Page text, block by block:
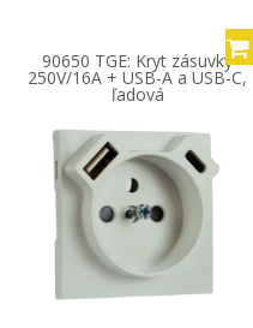
90650 TGE: Kryt zásuvky
250V/16A + USB-A a USB-C,
ľadová